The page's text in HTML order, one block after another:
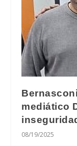
mediático
08/19/2025